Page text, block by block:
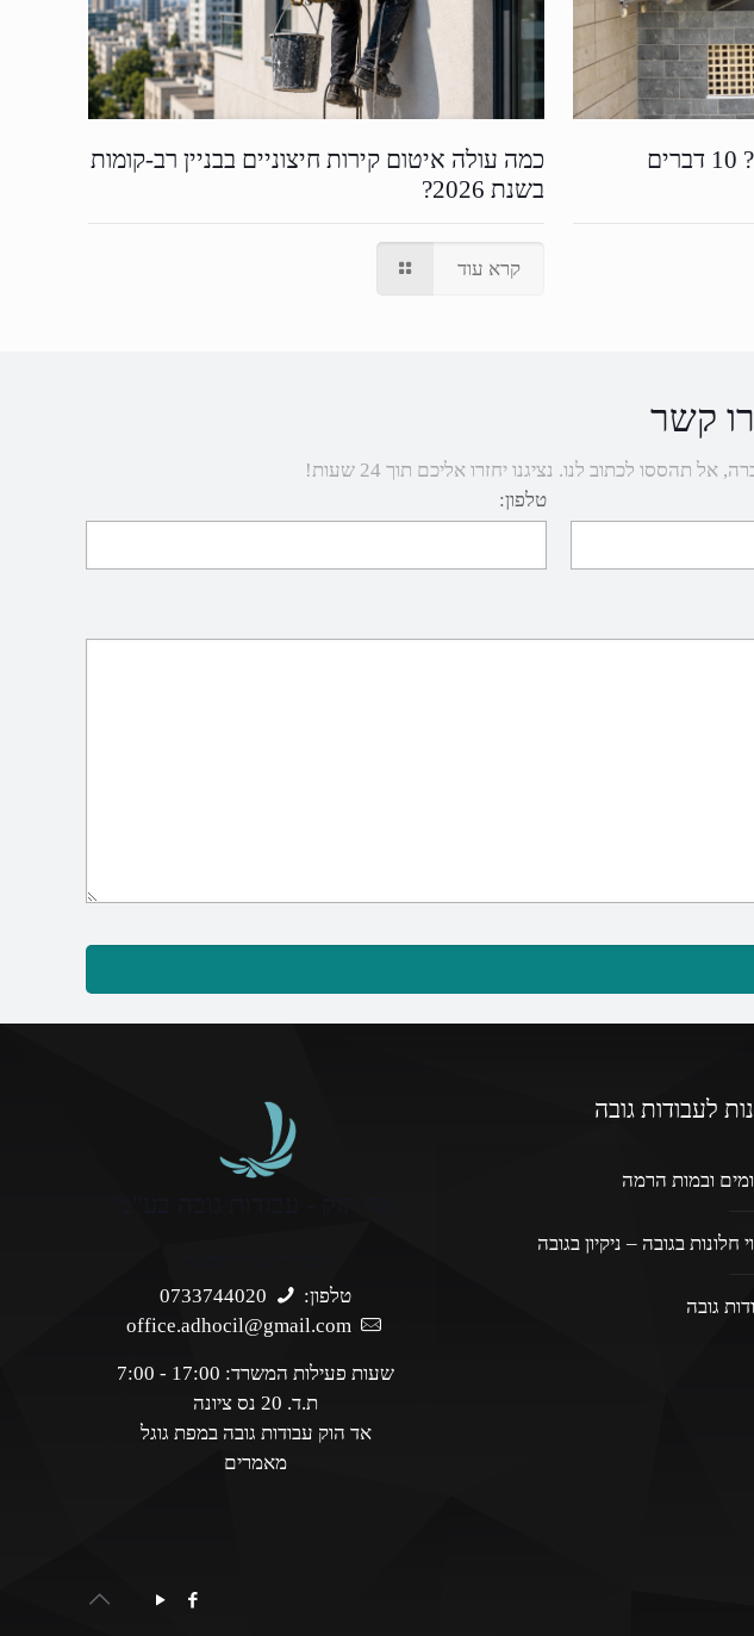
איך לבחור חברת עבודות גובה? 10 דברים
כמה עולה איטום קירות חיצוניים בבניין רב-קומות
בשנת 2026?
קרא עוד
קשר
לכתוב לנו. נציגנו יחזרו אליכם תוך 24 שעות!
טלפון:
לעבודות גובה
ובמות הרמה
חלונות בגובה – ניקיון בגובה
גובה טלפון:
0733744020
office.adhocil@gmail.com
שעות פעילות המשרד: 17:00 - 7:00
ת.ד. 20 נס ציונה
אד הוק עבודות גובה במפת גוגל
מאמרים